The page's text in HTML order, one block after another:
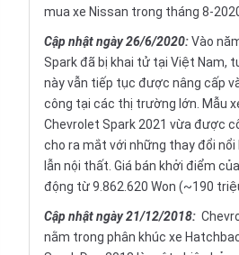
mua xe Nissan trong tháng 8-
Cập nhật ngày 26/6/2020:Vào
Spark đã bị khai tử tại Việt Nam,
này vẫn tiếp tục được nâng cấp
công tại các thị trường lớn. Mẫu
Chevrolet Spark 2021 vừa được
cho ra mắt với những thay đổi
lẫn nội thất. Giá bán khởi điểm
động từ 9.862.620 Won (~190
Cập nhật ngày21/12/2018:
nằm trong phân khúc xe